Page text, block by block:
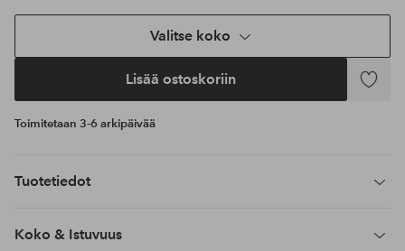
Valitse koko
Lisää ostoskoriin
Lisää
Toimitetaan 3-6 arkipäivää
Tuotetiedot
Koko & Istuvuus